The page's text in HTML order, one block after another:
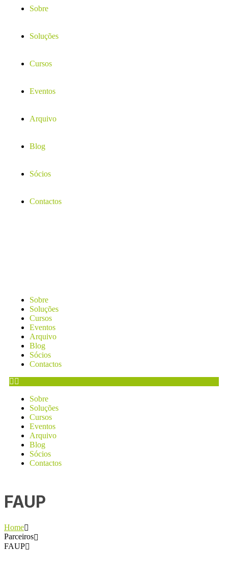
Sobre
Soluções
Cursos
Eventos
Arquivo
Blog
Sócios
Contactos
Sobre
Soluções
Cursos
Eventos
Arquivo
Blog
Sócios
Contactos
Sobre
Soluções
Cursos
Eventos
Arquivo
Blog
Sócios
Contactos
FAUP
Home
Parceiros
FAUP